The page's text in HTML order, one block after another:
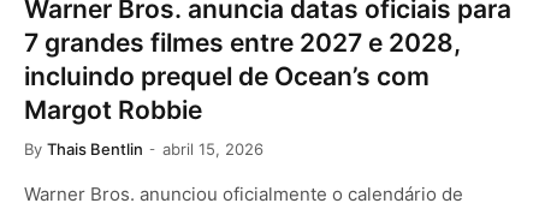
Warner Bros. anuncia datas oficiais para
7 grandes filmes entre 2027 e 2028,
incluindo prequel de Ocean’s com
Margot Robbie
By Thais Bentlin abril 15, 2026
Warner Bros. anunciou oficialmente o calendário de